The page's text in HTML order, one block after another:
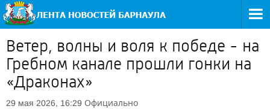
Ветер, волны и воля к победе - на
Гребном канале прошли гонки на
«Драконах»
29 мая 2026, 16:29 Официально